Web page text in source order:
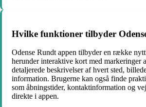
Hvilke funktioner tilbyder
Odense Rundt appen tilbyder en række
herunder interaktive kort med markeringer
detaljerede beskrivelser af hvert sted,
information. Brugerne kan også finde
som åbningstider, kontaktinformation og
direkte i appen.